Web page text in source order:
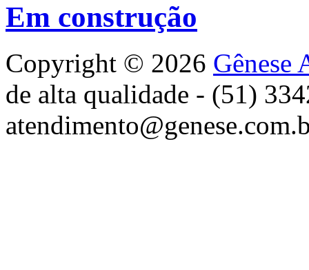
Em construção
Copyright © 2026 Gênese
de alta qualidade - (51)